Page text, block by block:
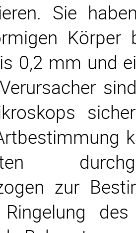
Sie
0,2 mm und
zur